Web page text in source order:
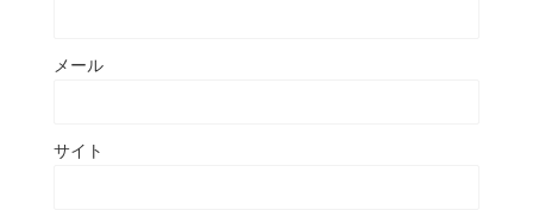
メール
サイト